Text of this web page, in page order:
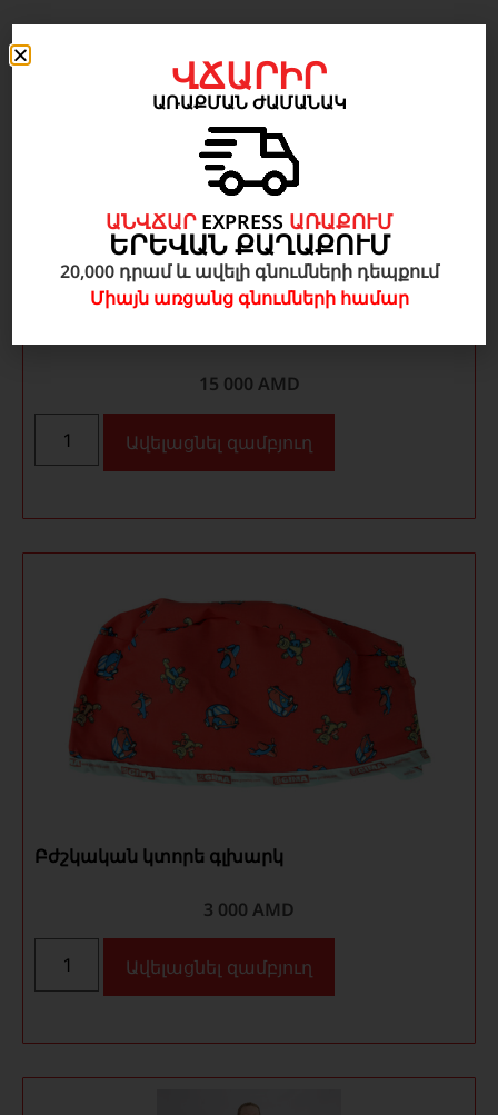
15 000 AMD
Ավելացնել զամբյուղ
Բժշկական կտորե գլխարկ
3 000 AMD
Ավելացնել զամբյուղ
ՎՃԱՐԻՐ
ԱՌԱՔՄԱՆ ԺԱՄԱՆԱԿ
ԱՆՎՃԱՐ EXPRESS ԱՌԱՔՈՒՄ
ԵՐԵՎԱՆ ՔԱՂԱՔՈՒՄ
20,000 դրամ և ավելի գնումների դեպքում
Միայն առցանց գնումների համար